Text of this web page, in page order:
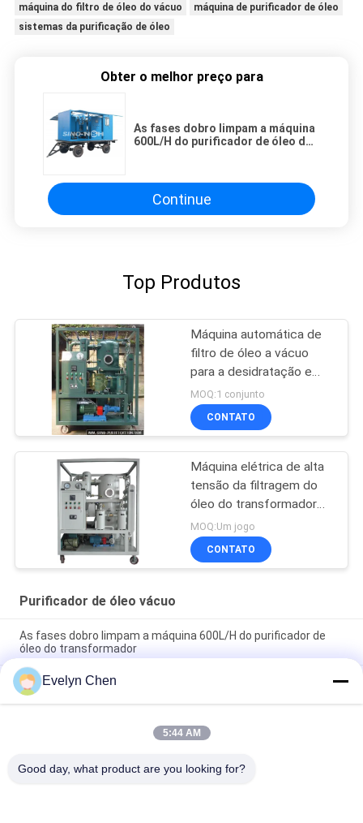
máquina do filtro de óleo do vácuo
máquina de purificador de óleo
sistemas da purificação de óleo
Obter o melhor preço para
As fases dobro limpam a máquina
600L/H do purificador de óleo do
Continue
Top Produtos
Máquina automática de
filtro de óleo a vácuo
para a desidratação e
desgaseamento de óleo
de transformador
MOQ:1 conjunto
CONTATO
Máquina elétrica de alta
tensão da filtragem do
óleo do transformador
horizontal na linha
trabalho
MOQ:Um jogo
CONTATO
Purificador de óleo vácuo
As fases dobro limpam a máquina 600L/H do purificador de
óleo do transformador
Fogo - fosfato resistente Ester Vacuum Oil Purifier
Dehydration 3000L/H
Máquina da desidratação do óleo da isolação de ABB para a
subestação do transformador, a tampa da prova do tempo e o
Evelyn Chen
5:44 AM
Good day, what product are you looking for?